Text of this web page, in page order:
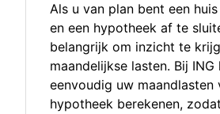
Als u van plan bent een
en een hypotheek af te
belangrijk om inzicht te
maandelijkse lasten. Bij ING
eenvoudig uw maandlasten
hypotheek berekenen,